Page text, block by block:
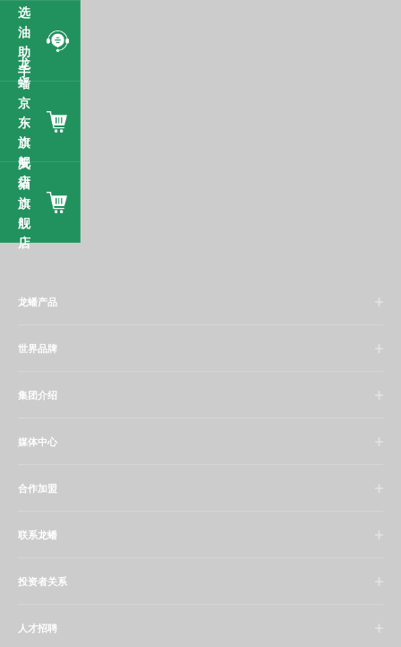
选
油
助
手
龙
蟠
京
东
旗
舰
店
天
猫
旗
舰
店
龙蟠产品
世界品牌
集团介绍
媒体中心
合作加盟
联系龙蟠
投资者关系
人才招聘